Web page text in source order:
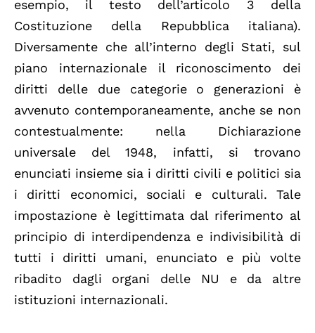
esempio, il testo dell’articolo 3 della
Costituzione della Repubblica italiana).
Diversamente che all’interno degli Stati, sul
piano internazionale il riconoscimento dei
diritti delle due categorie o generazioni è
avvenuto contemporaneamente, anche se non
contestualmente: nella Dichiarazione
universale del 1948, infatti, si trovano
enunciati insieme sia i diritti civili e politici sia
i diritti economici, sociali e culturali. Tale
impostazione è legittimata dal riferimento al
principio di interdipendenza e indivisibilità di
tutti i diritti umani, enunciato e più volte
ribadito dagli organi delle NU e da altre
istituzioni internazionali.